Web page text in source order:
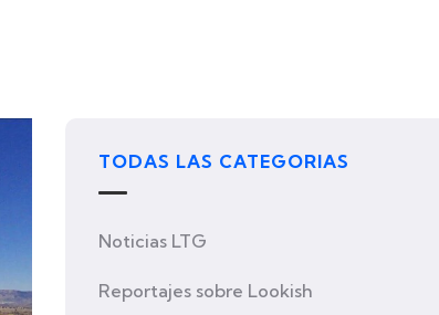
TODAS LAS CATEGORIAS
Noticias LTG
Reportajes sobre Lookish